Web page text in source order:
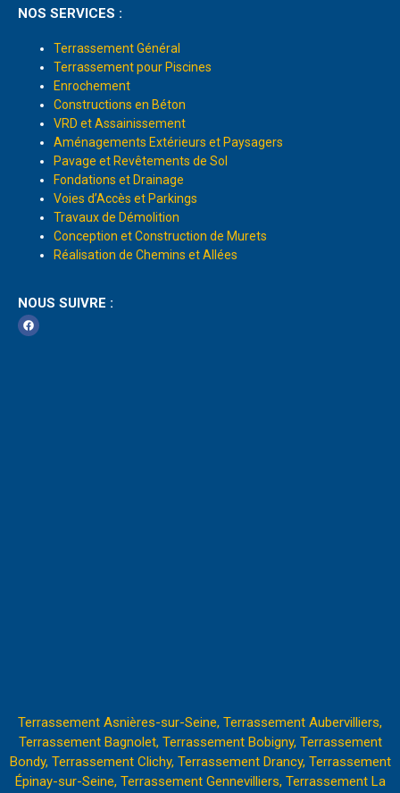
NOS SERVICES :
Terrassement Général
Terrassement pour Piscines
Enrochement
Constructions en Béton
VRD et Assainissement
Aménagements Extérieurs et Paysagers
Pavage et Revêtements de Sol
Fondations et Drainage
Voies d’Accès et Parkings
Travaux de Démolition
Conception et Construction de Murets
Réalisation de Chemins et Allées
NOUS SUIVRE :
Terrassement Asnières-sur-Seine, Terrassement Aubervilliers,
Terrassement Bagnolet, Terrassement Bobigny, Terrassement
Bondy, Terrassement Clichy, Terrassement Drancy, Terrassement
Épinay-sur-Seine, Terrassement Gennevilliers, Terrassement La